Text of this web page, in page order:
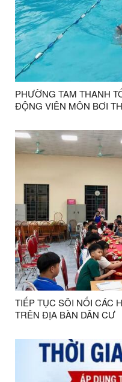
PHƯỜNG TAM THANH
ĐỘNG VIÊN MÔN BƠI
TIẾP TỤC SÔI NỔI CÁC
TRÊN ĐỊA BÀN DÂN CƯ